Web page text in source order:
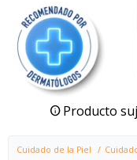
Producto
Cuidado de la Piel